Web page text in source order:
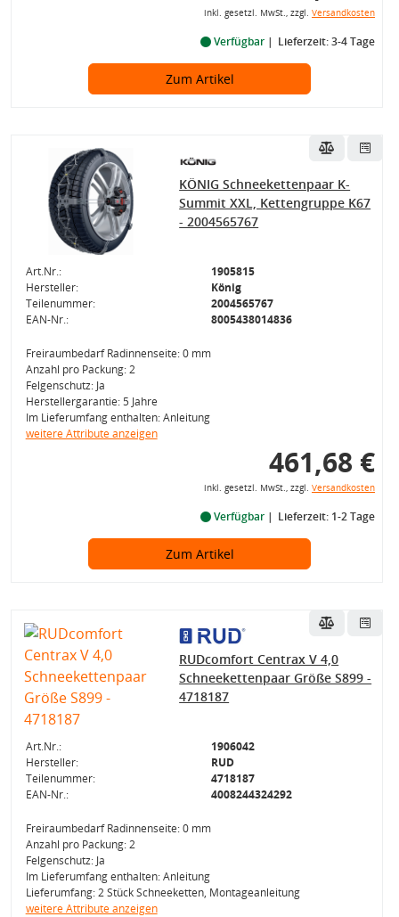
inkl. gesetzl. MwSt., zzgl. Versandkosten
Verfügbar Lieferzeit: 3-4 Tage
Zum Artikel
KÖNIG Schneekettenpaar K-
Summit XXL, Kettengruppe K67
- 2004565767
Art.Nr.:
1905815
Hersteller:
König
Teilenummer:
2004565767
EAN-Nr.:
8005438014836
Freiraumbedarf Radinnenseite: 0 mm
Anzahl pro Packung: 2
Felgenschutz: Ja
Herstellergarantie: 5 Jahre
Im Lieferumfang enthalten: Anleitung
weitere Attribute anzeigen
461,68 €
inkl. gesetzl. MwSt., zzgl. Versandkosten
Verfügbar Lieferzeit: 1-2 Tage
Zum Artikel
RUDcomfort Centrax V 4,0
Schneekettenpaar Größe S899 -
4718187
Art.Nr.:
1906042
Hersteller:
RUD
Teilenummer:
4718187
EAN-Nr.:
4008244324292
Freiraumbedarf Radinnenseite: 0 mm
Anzahl pro Packung: 2
Felgenschutz: Ja
Im Lieferumfang enthalten: Anleitung
Lieferumfang: 2 Stück Schneeketten, Montageanleitung
weitere Attribute anzeigen